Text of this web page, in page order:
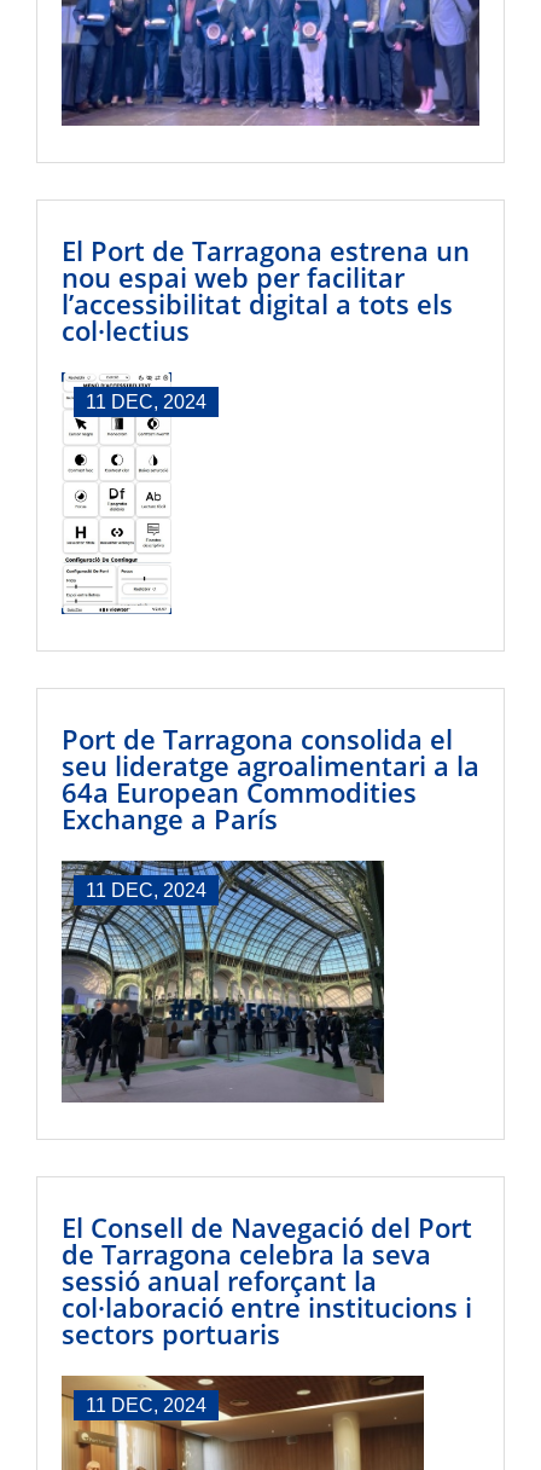
El Port de Tarragona estrena un
nou espai web per facilitar
l’accessibilitat digital a tots els
col·lectius
11 DEC, 2024
Port de Tarragona consolida el
seu lideratge agroalimentari a la
64a European Commodities
Exchange a París
11 DEC, 2024
El Consell de Navegació del Port
de Tarragona celebra la seva
sessió anual reforçant la
col·laboració entre institucions i
sectors portuaris
11 DEC, 2024